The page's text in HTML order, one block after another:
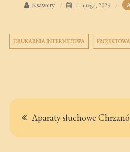
Ksawery 11 lutego, 2025
DRUKARNIA INTERNETOWA
Nawigacja
wpisu
Aparaty słuchowe